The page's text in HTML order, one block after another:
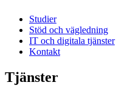
Studier
Stöd och vägledning
IT och digitala tjänster
Kontakt
Tjänster